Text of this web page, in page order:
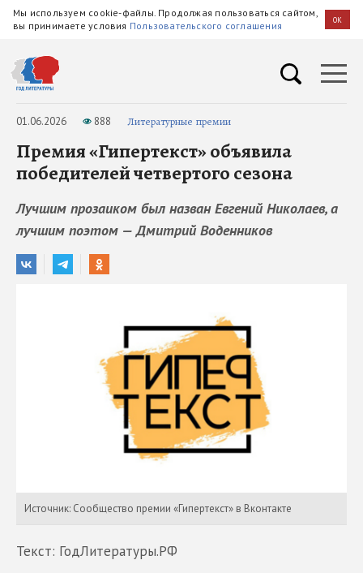
Мы используем cookie-файлы. Продолжая пользоваться сайтом,
вы принимаете условия Пользовательского соглашения OK
01.06.2026 888 Литературные премии
Премия «Гипертекст» объявила
победителей четвертого сезона
Лучшим прозаиком был назван Евгений Николаев, а
лучшим поэтом — Дмитрий Воденников
Источник: Сообщество премии «Гипертекст» в Вконтакте
Текст: ГодЛитературы.РФ